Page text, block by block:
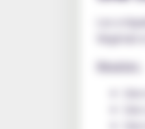
Les e-
Résultat :